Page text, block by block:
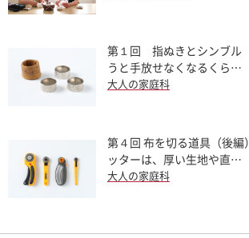
第１回 指ぬきとシンブル
うと手放せなくなるくら…
大人の家庭科
第４回 布を切る道具（後編
ッターは、厚い生地や直…
大人の家庭科